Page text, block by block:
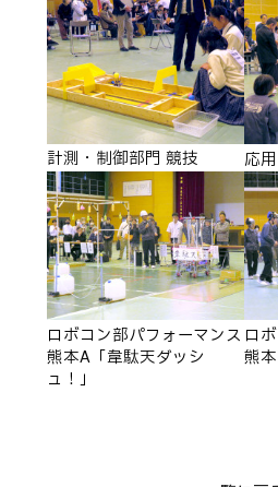
計測・制御部門 競技 応
ロボコン部パフォーマンス
熊本A「韋駄天ダッシ
ュ！」
ロ
熊